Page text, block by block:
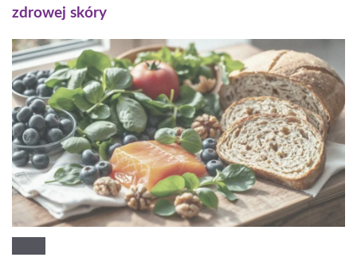
zdrowej skóry